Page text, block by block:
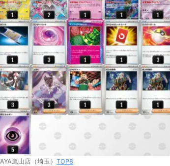
嵐山店（埼玉） TOP8